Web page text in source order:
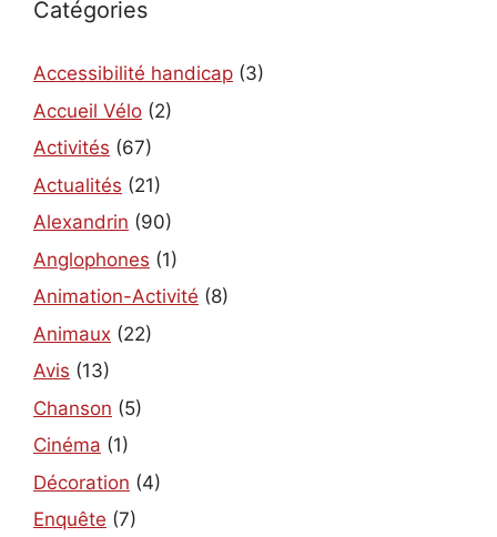
Catégories
Accessibilité handicap (3)
Accueil Vélo (2)
Activités (67)
Actualités (21)
Alexandrin (90)
Anglophones (1)
Animation-Activité (8)
Animaux (22)
Avis (13)
Chanson (5)
Cinéma (1)
Décoration (4)
Enquête (7)